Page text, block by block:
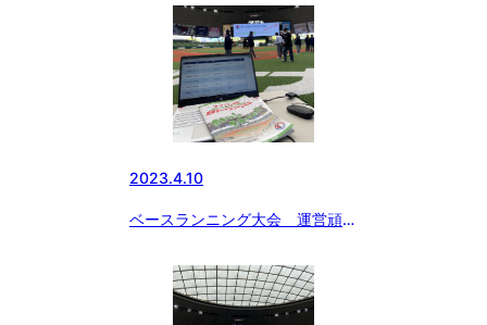
2023.4.10
ベースランニング大会 運営頑張